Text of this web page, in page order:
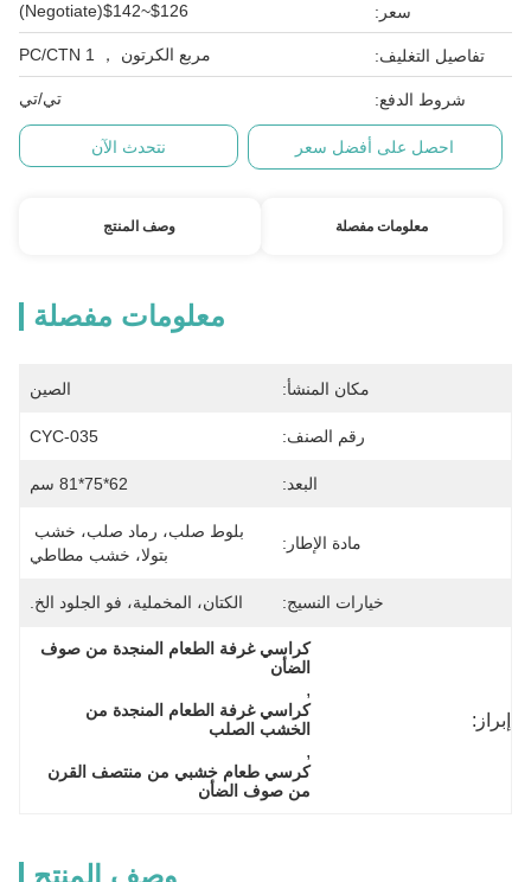
سعر: $126~$142(Negotiate)
تفاصيل التغليف: مربع الكرتون ， 1 PC/CTN
شروط الدفع: تي/تي
احصل على أفضل سعر نتحدث الآن
معلومات مفصلة وصف المنتج
معلومات مفصلة
مكان المنشأ: الصين
رقم الصنف: CYC-035
البعد: 62*75*81 سم
مادة الإطار:
بتولا، خشب مطاطي
خيارات النسيج: الكتان، المخملية، فو الجلود الخ.
إبراز:
الضأن
,
الخشب الصلب
,
من صوف الضأن
وصف المنتج